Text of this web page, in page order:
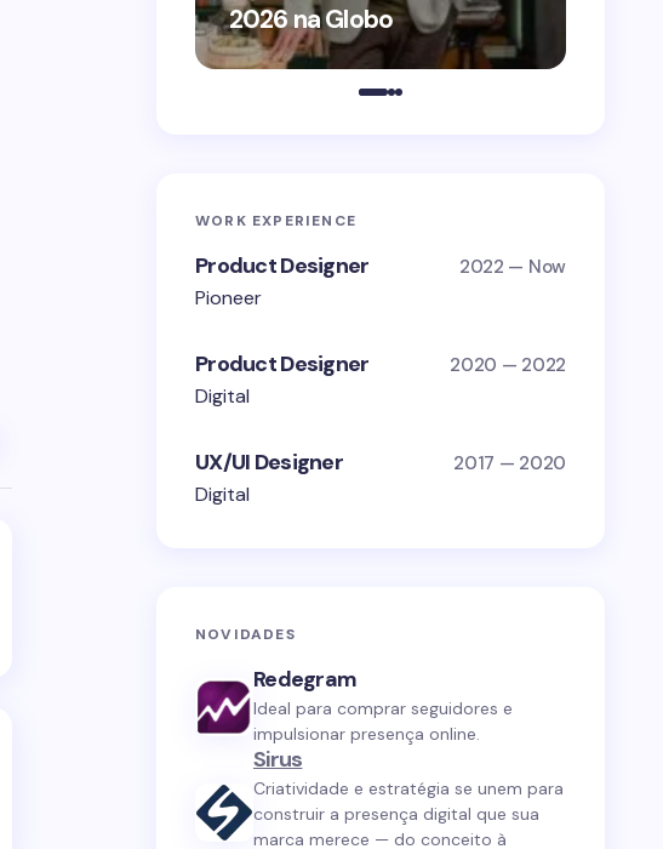
2026 na Globo
WORK EXPERIENCE
Product Designer 2022 — Now
Pioneer
Product Designer 2020 — 2022
Digital
UX/UI Designer 2017 — 2020
Digital
NOVIDADES
Redegram
Ideal para comprar seguidores e
impulsionar presença online.
Sirus
Criatividade e estratégia se unem para
construir a presença digital que sua
marca merece — do conceito à